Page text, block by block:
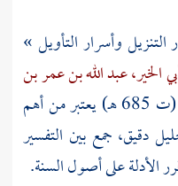
التنزيل وأسرار التأويل »
الخير، عبد الله بن عمر بن
(ت 685 هـ) يعتبر من أهم
دقيق، جمع بين التفسير
الأدلة على أصول السنة.